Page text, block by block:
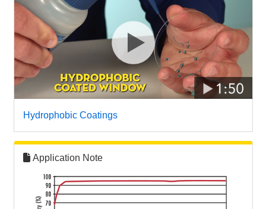
Hydrophobic Coatings
Application Note